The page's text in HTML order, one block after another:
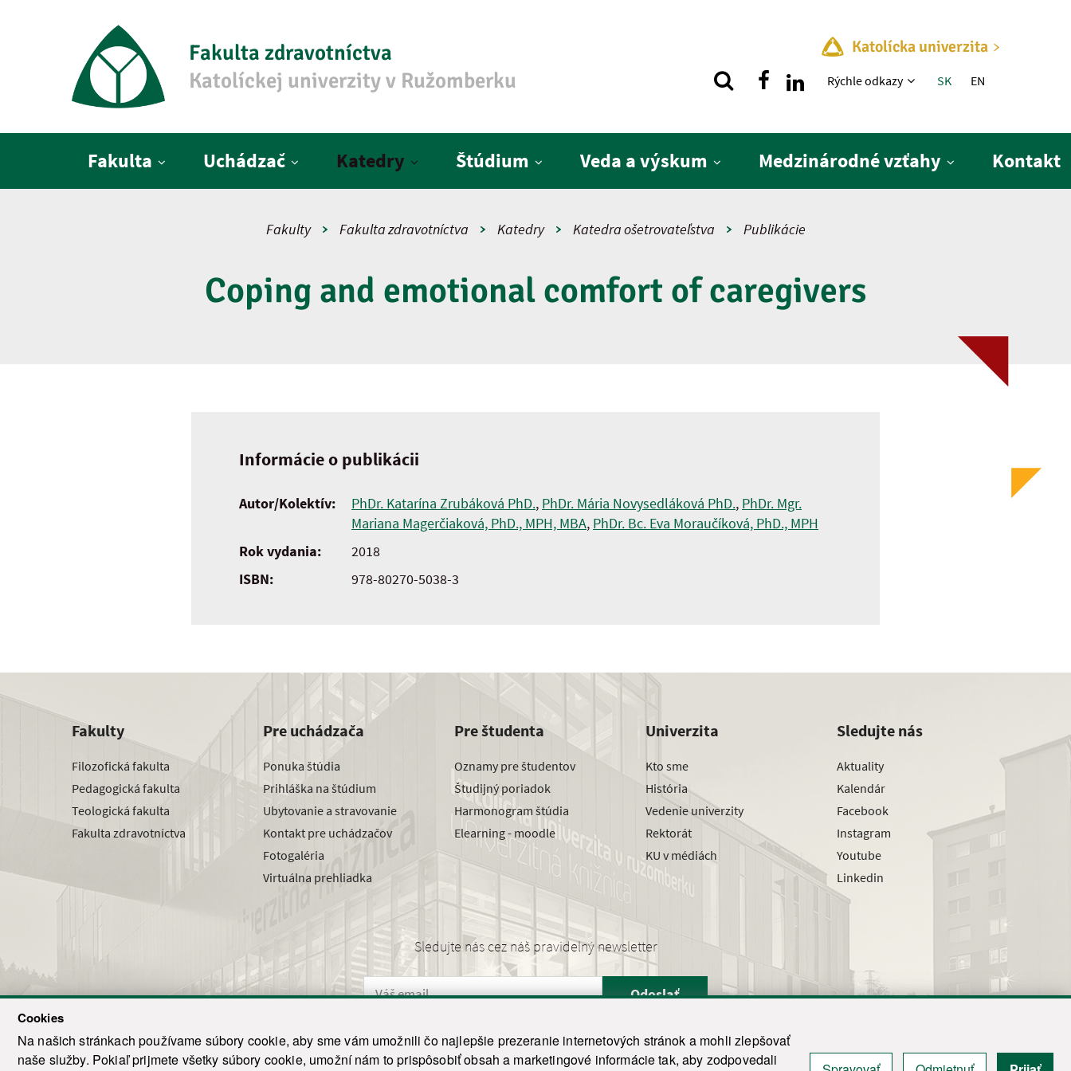
Cookies
Na našich stránkach používame súbory cookie, aby sme vám umožnili čo najlepšie prezeranie internetových stránok a mohli zlepšovať
naše služby. Pokiaľ prijmete všetky súbory cookie, umožní nám to prispôsobiť obsah a marketingové informácie tak, aby zodpovedali
Fakulta zdravotníctva
Katolíckej univerzity v Ružomberku
Katolícka univerzita
Rýchle menu
Rýchle odkazy SK EN
Fakulta Uchádzač Katedry Štúdium Veda a výskum Medzinárodné vzťahy Kontakt
Fakulty Fakulta zdravotníctva Katedry Katedra ošetrovateľstva Publikácie
Coping and emotional comfort of caregivers
Informácie o publikácii
Autor/Kolektív: PhDr. Katarína Zrubáková PhD., PhDr. Mária Novysedláková PhD., PhDr. Mgr.
Mariana Magerčiaková, PhD., MPH, MBA, PhDr. Bc. Eva Moraučíková, PhD., MPH
Rok vydania:
2018
ISBN:
978-80270-5038-3
Fakulty
Filozofická fakulta
Pedagogická fakulta
Teologická fakulta
Fakulta zdravotníctva
Pre uchádzača
Ponuka štúdia
Prihláška na štúdium
Ubytovanie a stravovanie
Kontakt pre uchádzačov
Fotogaléria
Virtuálna prehliadka
Pre študenta
Oznamy pre študentov
Študijný poriadok
Harmonogram štúdia
Elearning - moodle
Univerzita
Kto sme
História
Vedenie univerzity
Rektorát
KU v médiách
Sledujte nás
Aktuality
Kalendár
Facebook
Instagram
Youtube
Linkedin
Sledujte nás cez náš pravidelný newsletter
Odoslať
© 2021-2026 ku.sk. Všetky práva vyhradené. | Ochrana osobných údajov | Vyhlásenie o prístupnosti | Admin